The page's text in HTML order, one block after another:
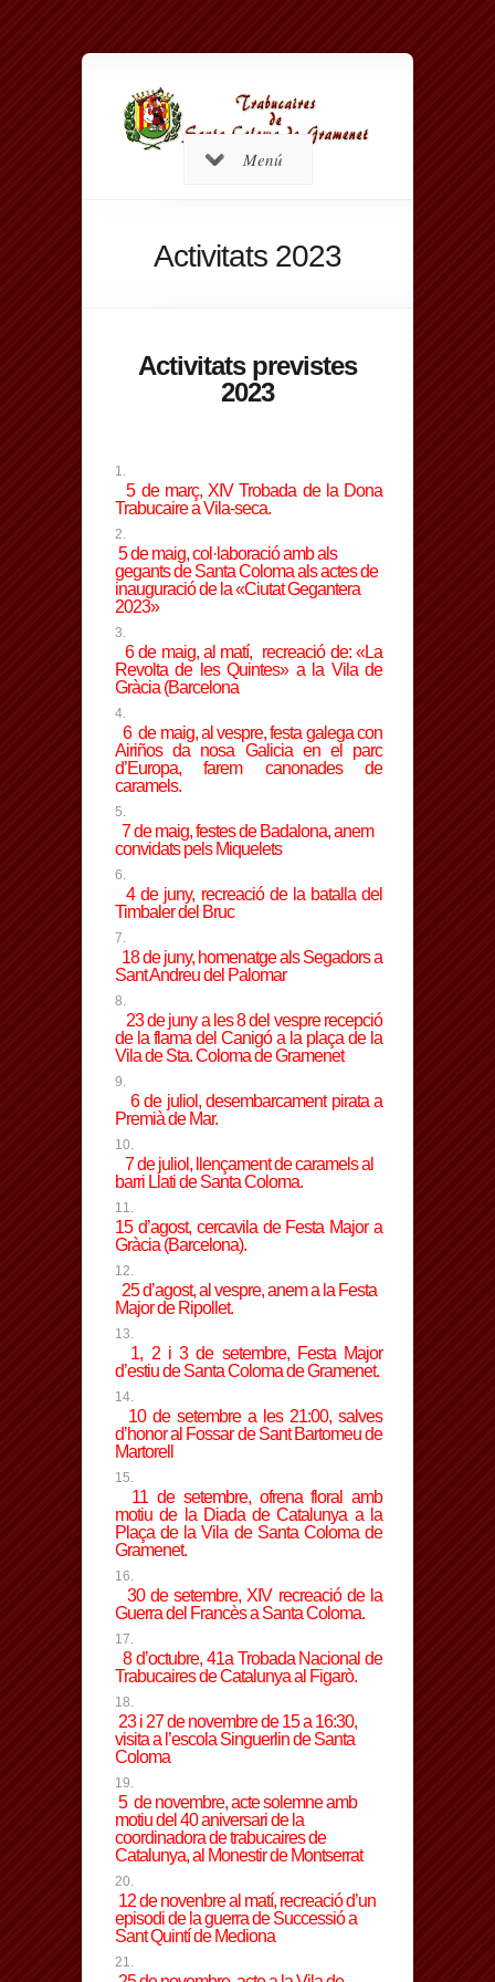
Menú
Activitats 2023
Activitats previstes
2023
5 de març, XIV Trobada de la Dona
Trabucaire aVila-seca.
5 de maig, col·laboració amb als
gegants de Santa Coloma als actes de
inauguració de la «Ciutat Gegantera
2023»
6 de maig, al matí, recreació de: «La
Revolta de les Quintes» a la Vila de
Gràcia (Barcelona
6 de maig, al vespre, festa galega con
Airiños da nosa Galicia en el parc
d’Europa, farem canonades de
caramels.
7 de maig, festes de Badalona, anem
convidats pels Miquelets
4 de juny, recreació de la batalla del
Timbaler del Bruc
18 de juny, homenatge als Segadors a
Sant Andreu del Palomar
23 de juny a les 8 del vespre recepció
de la flama del Canigó a la plaça de la
Vila deSta. Coloma de Gramenet
6 de juliol, desembarcament pirata a
Premià de Mar.
7 de juliol, llençament de caramels al
barri Llati de Santa Coloma.
15 d’agost, cercavila de Festa Major a
Gràcia (Barcelona).
25 d’agost, al vespre, anem a la Festa
Major de Ripollet.
1, 2 i 3 de setembre, Festa Major
d’estiu de Santa Coloma de Gramenet.
10 de setembre a les 21:00, salves
d’honor al Fossar de Sant Bartomeu de
Martorell
11 de setembre, ofrena floral amb
motiu de la Diada de Catalunya a la
Plaça de la Vila de Santa Coloma de
Gramenet.
30 de setembre, XIV recreació de la
Guerra del Francès a Santa Coloma.
8 d’octubre, 41a Trobada Nacional de
Trabucaires de Catalunya al Figarò.
23 i 27 de novembre de 15 a 16:30,
visita a l’escola Singuerlin de Santa
Coloma
5 de novembre, acte solemne amb
motiu del 40 aniversari de la
coordinadora de trabucaires de
Catalunya, al Monestir de Montserrat
12 de novenbre al matí, recreació d’un
episodi de la guerra de Successió a
Sant Quintí de Mediona